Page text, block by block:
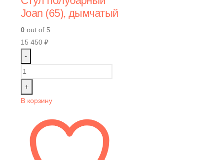
Joan (65), дымчатый
0 out of 5
15 450 ₽
-
+
В корзину